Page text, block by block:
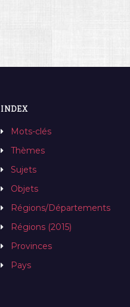
INDEX
Mots-clés
Thèmes
Sujets
Objets
Régions/Départements
Régions (2015)
Provinces
Pays